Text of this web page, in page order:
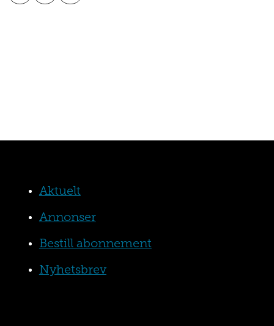
Aktuelt
Annonser
Bestill abonnement
Nyhetsbrev